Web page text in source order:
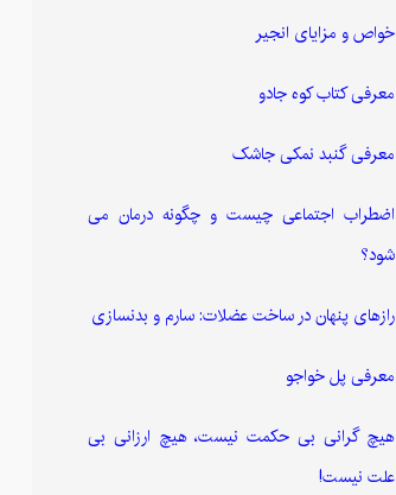
خواص و مزایای انجیر
معرفی کتاب کوه جادو
معرفی گنبد نمکی جاشک
اضطراب اجتماعی چیست و چگونه درمان می
شود؟
رازهای پنهان در ساخت عضلات: سارم و بدنسازی
معرفی پل خواجو
هیچ گرانی بی حکمت نیست، هیچ ارزانی بی
علت نیست!